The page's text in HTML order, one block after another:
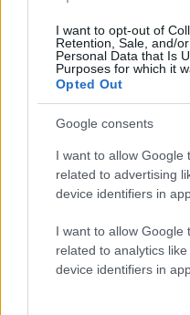
I want to opt-out of
Retention, Sale, and/
Personal Data that Is
Purposes for which it
Opted Out
Google consents
I want to allow Google
related to advertising
device identifiers in
I want to allow Google
related to analytics
device identifiers in